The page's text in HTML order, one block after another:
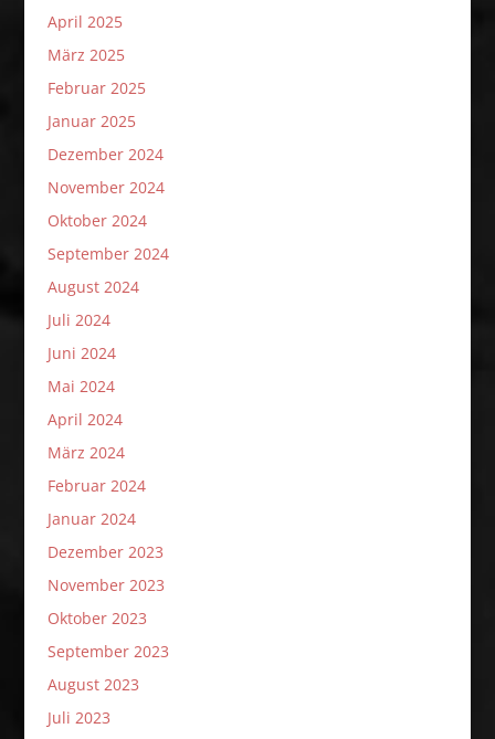
April 2025
März 2025
Februar 2025
Januar 2025
Dezember 2024
November 2024
Oktober 2024
September 2024
August 2024
Juli 2024
Juni 2024
Mai 2024
April 2024
März 2024
Februar 2024
Januar 2024
Dezember 2023
November 2023
Oktober 2023
September 2023
August 2023
Juli 2023